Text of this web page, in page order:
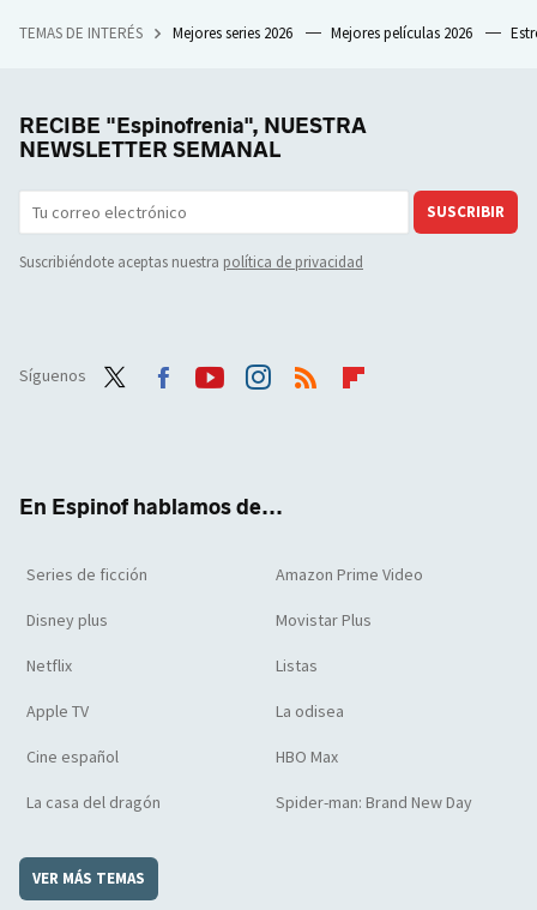
TEMAS DE INTERÉS Mejores series 2026 Mejores películas 2026
RECIBE "Espinofrenia", NUESTRA
NEWSLETTER SEMANAL
SUSCRIBIR
Suscribiéndote aceptas nuestra política de privacidad
Síguenos
En Espinof hablamos de...
Series de ficción Amazon Prime Video
Disney plus Movistar Plus
Netflix Listas
Apple TV La odisea
Cine español HBO Max
La casa del dragón Spider-man: Brand New Day
VER MÁS TEMAS